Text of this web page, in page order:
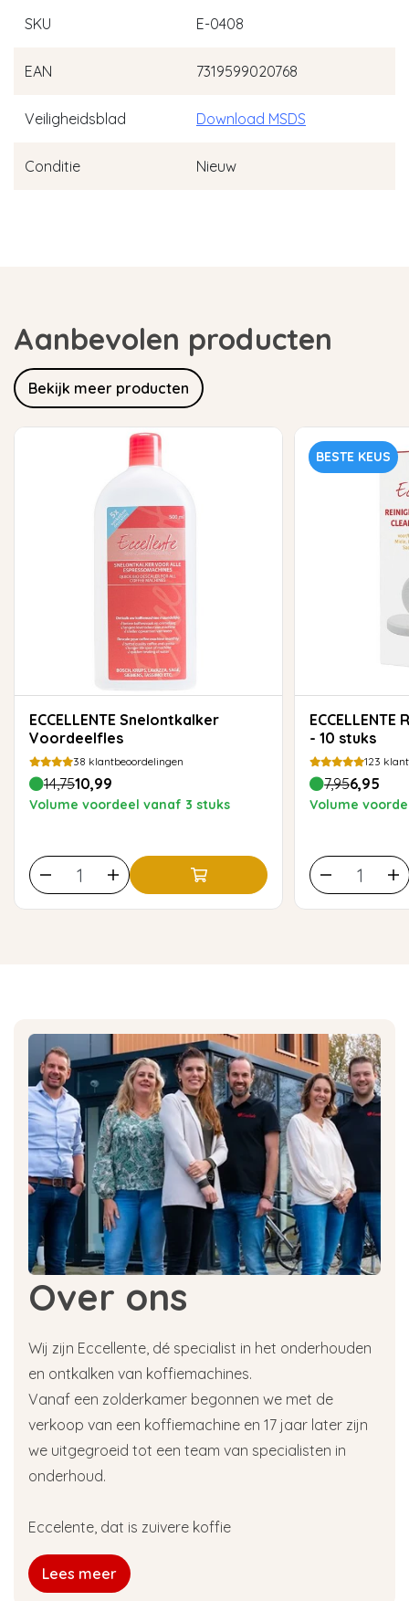
SKU E-0408
EAN 7319599020768
Veiligheidsblad Download MSDS
Conditie Nieuw
Aanbevolen producten
Bekijk meer producten
ECCELLENTE Snelontkalker
Voordeelfles
38 klantbeoordelingen
14,7510,99
Volume voordeel vanaf 3 stuks
BESTE KEUS
ECCELLENTE Reinigingstabletten
- 10 stuks
123
7,956,95
Volume
Over ons
Wij zijn Eccellente, dé specialist in het onderhouden
en ontkalken van koffiemachines.
Vanaf een zolderkamer begonnen we met de
verkoop van een koffiemachine en 17 jaar later zijn
we uitgegroeid tot een team van specialisten in
onderhoud.
Eccelente, dat is zuivere koffie
Lees meer